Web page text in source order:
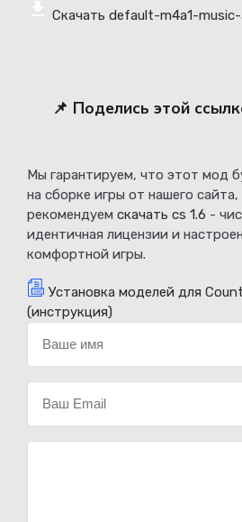
Скачать default-m4a1-
📌 Поделись этой
Мы гарантируем, что этот мод
на сборке игры от нашего
рекомендуем скачать cs 1.6 -
идентичная лицензии и
комфортной игры.
Установка моделей для
(инструкция)